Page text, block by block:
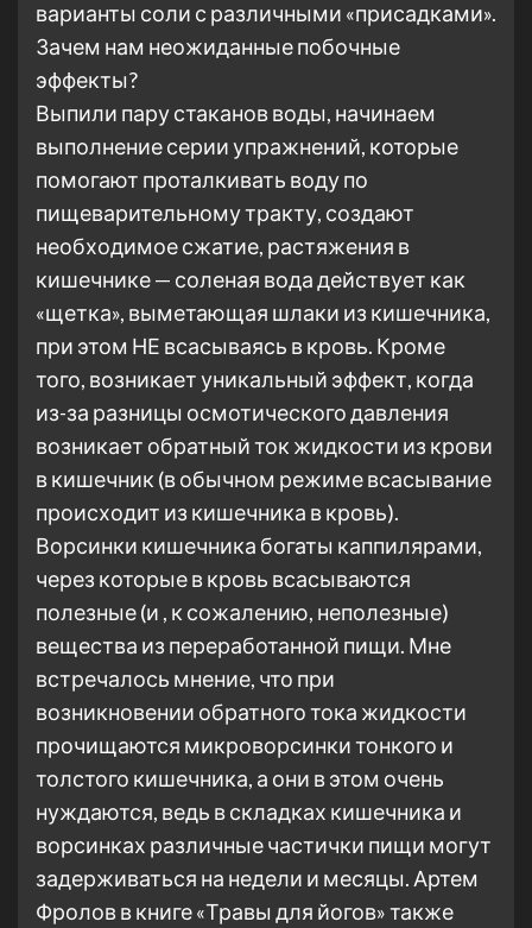
варианты соли с различными «присадками».
Зачем нам неожиданные побочные
эффекты?
Выпили пару стаканов воды, начинаем
выполнение серии упражнений, которые
помогают проталкивать воду по
пищеварительному тракту, создают
необходимое сжатие, растяжения в
кишечнике — соленая вода действует как
«щетка», выметающая шлаки из кишечника,
при этом НЕ всасываясь в кровь. Кроме
того, возникает уникальный эффект, когда
из-за разницы осмотического давления
возникает обратный ток жидкости из крови
в кишечник (в обычном режиме всасывание
происходит из кишечника в кровь).
Ворсинки кишечника богаты каппилярами,
через которые в кровь всасываются
полезные (и , к сожалению, неполезные)
вещества из переработанной пищи. Мне
встречалось мнение, что при
возникновении обратного тока жидкости
прочищаются микроворсинки тонкого и
толстого кишечника, а они в этом очень
нуждаются, ведь в складках кишечника и
ворсинках различные частички пищи могут
задерживаться на недели и месяцы. Артем
Фролов в книге «Травы для йогов» также